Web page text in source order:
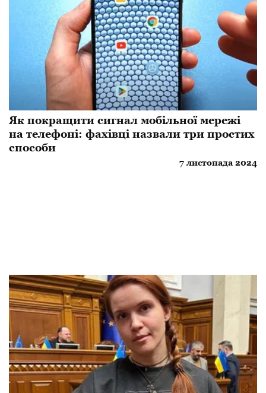
Як покращити сигнал мобільної мережі
на телефоні: фахівці назвали три простих
способи
7 листопада 2024